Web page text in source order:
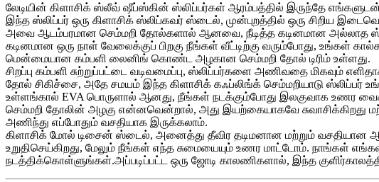
லேடியின் கிளாசிக் ஸ்லீவ் ஷீப்ஸ்கின் ஸ்லிப்பர்கள் ஆரம்பத்தில் இருந்தே
இந்த ஸ்லிப்பர் ஒரு கிளாசிக் ஸ்லிப்கவர் ஸ்டைல், முன்புறத்தில் ஒரு சிறிய
அவை ஆடம்பரமான செம்மறி தோல்களால் ஆனவை, நீடித்த கடினமான அல்லாத
கடினமான ஒரு நாள் வேலைக்குப் பிறகு நீங்கள் வீட்டிற்கு வரும்போது, ​​உங்கள்
மென்மையான கம்பளி லைனிங் கொண்ட அழகான செம்மறி தோல் டிரிம் உள்ளது.
சிறப்பு கம்பளி சுற்றுப்பட்டை வடிவமைப்பு, ஸ்லிப்பர்களை அணிவதை மிகவும்
தோல் சிகிச்சை, அதே சமயம் இந்த கிளாசிக் கஃப்லிங்க் செம்மறியாடு
உள்ளங்கால் EVA பொருளால் ஆனது, நீங்கள் நடக்கும்போது இலகுவாக உணர
செம்மறி தோலின் அழகு என்னவென்றால், அது இயற்கையாகவே சுவாசிக்கிறது
அணிந்து எப்போதும் வசதியாக இருக்கலாம்.
கிளாசிக் மோல் டிசைன் ஸ்டைல், அனைத்து தீவிர தடிமனான மற்றும் வசதியான
உறுதிசெய்கிறது, மேலும் நீங்கள் எந்த சுமையையும் உணர மாட்டோம். நாங்கள்
நடத்திக்கொள்ளுங்கள்.அப்படிப்பட்ட ஒரு ஜோடி காலணிகளால், இந்த